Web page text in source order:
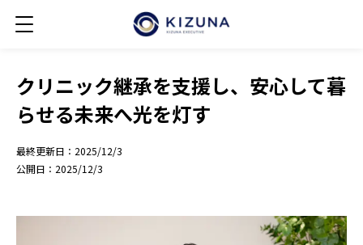
クリニック継承を支援し、安心して暮
らせる未来へ光を灯す
最終更新日： 2025/12/3
公開日： 2025/12/3